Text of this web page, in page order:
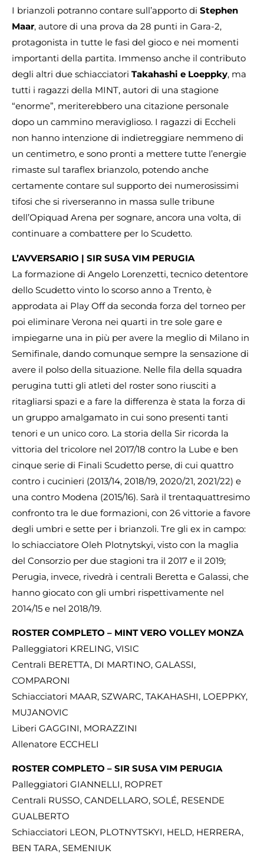
I brianzoli potranno contare sull’apporto di Stephen
Maar, autore di una prova da 28 punti in Gara-2,
protagonista in tutte le fasi del gioco e nei momenti
importanti della partita. Immenso anche il contributo
degli altri due schiacciatori Takahashi e Loeppky, ma
tutti i ragazzi della MINT, autori di una stagione
“enorme”, meriterebbero una citazione personale
dopo un cammino meraviglioso. I ragazzi di Eccheli
non hanno intenzione di indietreggiare nemmeno di
un centimetro, e sono pronti a mettere tutte l’energie
rimaste sul taraflex brianzolo, potendo anche
certamente contare sul supporto dei numerosissimi
tifosi che si riverseranno in massa sulle tribune
dell’Opiquad Arena per sognare, ancora una volta, di
continuare a combattere per lo Scudetto.
L’AVVERSARIO | SIR SUSA VIM PERUGIA
La formazione di Angelo Lorenzetti, tecnico detentore
dello Scudetto vinto lo scorso anno a Trento, è
approdata ai Play Off da seconda forza del torneo per
poi eliminare Verona nei quarti in tre sole gare e
impiegarne una in più per avere la meglio di Milano in
Semifinale, dando comunque sempre la sensazione di
avere il polso della situazione. Nelle fila della squadra
perugina tutti gli atleti del roster sono riusciti a
ritagliarsi spazi e a fare la differenza è stata la forza di
un gruppo amalgamato in cui sono presenti tanti
tenori e un unico coro. La storia della Sir ricorda la
vittoria del tricolore nel 2017/18 contro la Lube e ben
cinque serie di Finali Scudetto perse, di cui quattro
contro i cucinieri (2013/14, 2018/19, 2020/21, 2021/22) e
una contro Modena (2015/16). Sarà il trentaquattresimo
confronto tra le due formazioni, con 26 vittorie a favore
degli umbri e sette per i brianzoli. Tre gli ex in campo:
lo schiacciatore Oleh Plotnytskyi, visto con la maglia
del Consorzio per due stagioni tra il 2017 e il 2019;
Perugia, invece, rivedrà i centrali Beretta e Galassi, che
hanno giocato con gli umbri rispettivamente nel
2014/15 e nel 2018/19.
ROSTER COMPLETO – MINT VERO VOLLEY MONZA
Palleggiatori KRELING, VISIC
Centrali BERETTA, DI MARTINO, GALASSI,
COMPARONI
Schiacciatori MAAR, SZWARC, TAKAHASHI, LOEPPKY,
MUJANOVIC
Liberi GAGGINI, MORAZZINI
Allenatore ECCHELI
ROSTER COMPLETO – SIR SUSA VIM PERUGIA
Palleggiatori GIANNELLI, ROPRET
Centrali RUSSO, CANDELLARO, SOLÉ, RESENDE
GUALBERTO
Schiacciatori LEON, PLOTNYTSKYI, HELD, HERRERA,
BEN TARA, SEMENIUK